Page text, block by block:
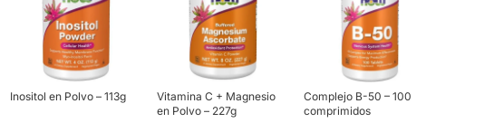
Inositol en Polvo – 113g
Vitamina C + Magnesio
en Polvo – 227g
Complejo B-50 – 100
comprimidos